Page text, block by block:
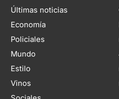
Últimas noticias
Economía
Policiales
Mundo
Estilo
Vinos